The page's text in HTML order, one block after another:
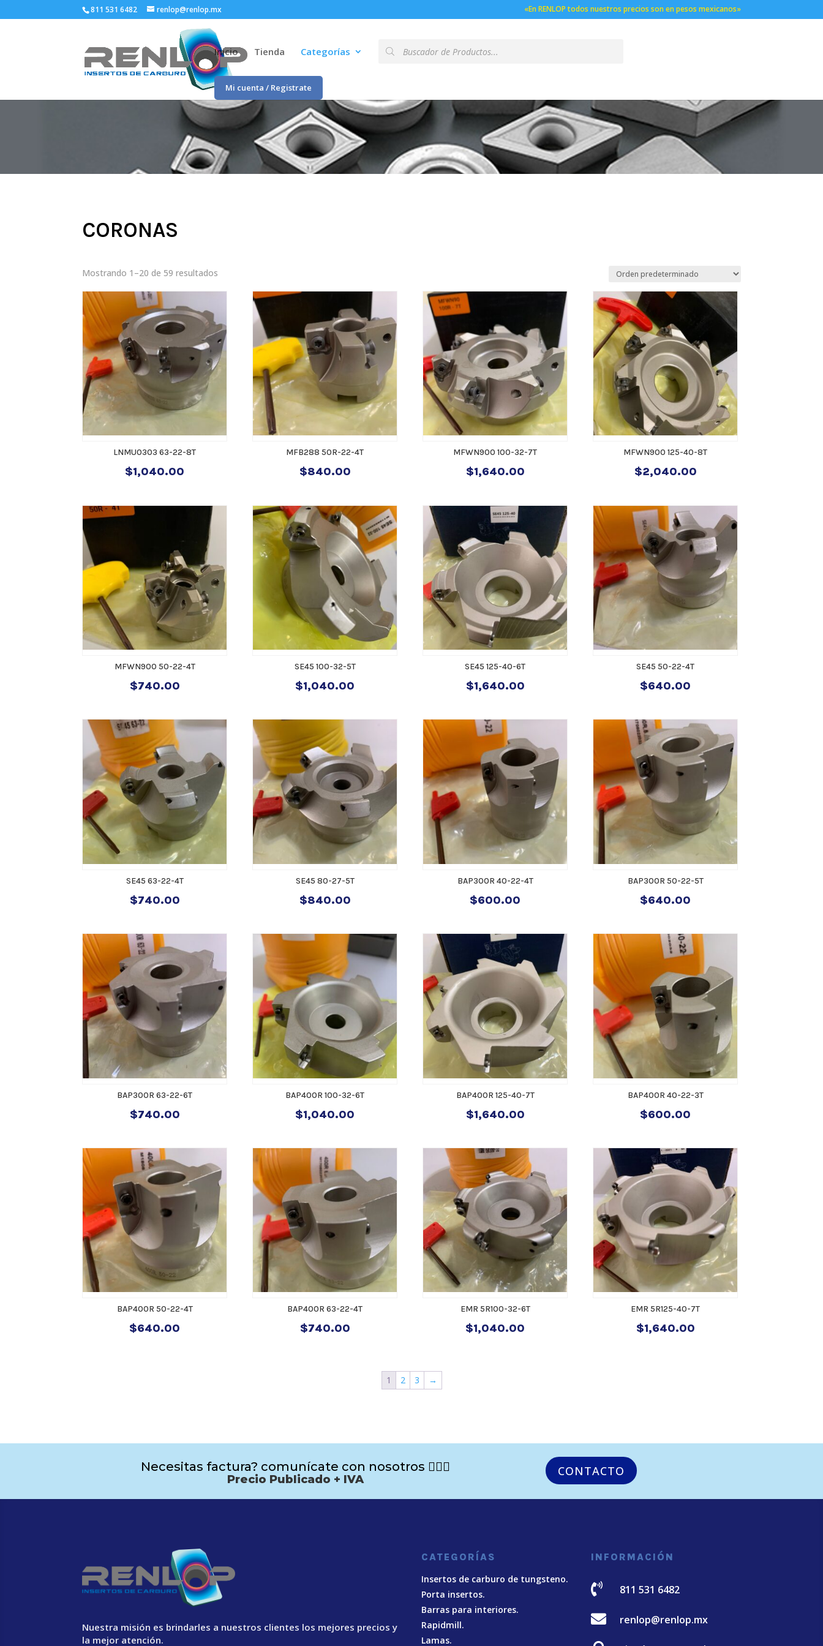
811 531 6482 renlop@renlop.mx «En RENLOP todos nuestros precios son en pesos mexicanos»
Inicio Tienda Categorías de
productos
Mi cuenta / Registrate
CORONAS
Mostrando 1–20 de 59 resultados
LNMU0303 63-22-8T
$1,040.00
MFB288 50R-22-4T
$840.00
MFWN900 100-32-7T
$1,640.00
MFWN900 125-40-8T
$2,040.00
MFWN900 50-22-4T
$740.00
SE45 100-32-5T
$1,040.00
SE45 125-40-6T
$1,640.00
SE45 50-22-4T
$640.00
SE45 63-22-4T
$740.00
SE45 80-27-5T
$840.00
BAP300R 40-22-4T
$600.00
BAP300R 50-22-5T
$640.00
BAP300R 63-22-6T
$740.00
BAP400R 100-32-6T
$1,040.00
BAP400R 125-40-7T
$1,640.00
BAP400R 40-22-3T
$600.00
BAP400R 50-22-4T
$640.00
BAP400R 63-22-4T
$740.00
EMR 5R100-32-6T
$1,040.00
EMR 5R125-40-7T
$1,640.00
1 2 3 →
Necesitas factura? comunícate con nosotros 🙋🏻‍♂️
Precio Publicado + IVA
CONTACTO
Nuestra misión es brindarles a nuestros clientes los mejores precios y
la mejor atención.
CATEGORÍAS
Insertos de carburo de tungsteno.
Porta insertos.
Barras para interiores.
Rapidmill.
Lamas.
INFORMACIÓN
 811 531 6482
 renlop@renlop.mx